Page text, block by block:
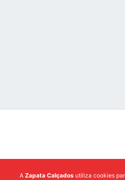
A Zapata Calçados utiliza cookies